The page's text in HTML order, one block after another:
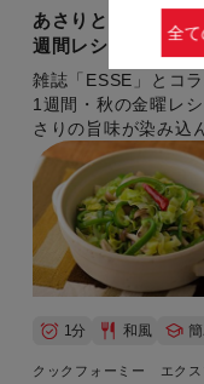
あさりときのこのピ
週間レシピ・秋)
雑誌「ESSE」とコ
1週間・秋の金曜レ
さりの旨味が染み込
ラフ。 【準備時間
1分 和風
クックフォーミー エクス
全